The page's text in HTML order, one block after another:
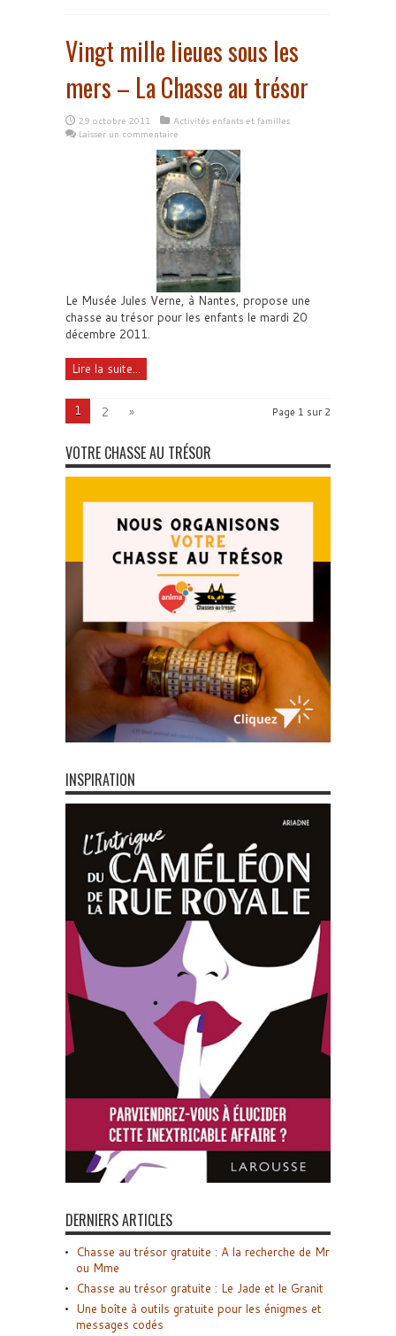
Vingt mille lieues sous les
mers – La Chasse au trésor
29 octobre 2011
Activités enfants et familles
Laisser un commentaire
Le Musée Jules Verne, à Nantes, propose une
chasse au trésor pour les enfants le mardi 20
décembre 2011.
Lire la suite...
Page 1 sur 2
1 2 »
VOTRE CHASSE AU TRÉSOR
INSPIRATION
DERNIERS ARTICLES
Chasse au trésor gratuite : A la recherche de Mr
ou Mme
Chasse au trésor gratuite : Le Jade et le Granit
Une boîte à outils gratuite pour les énigmes et
messages codés